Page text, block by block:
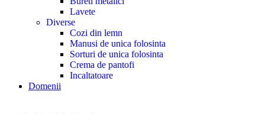
Lavete
Diverse
Cozi din lemn
Manusi de unica folosinta
Sorturi de unica folosinta
Crema de pantofi
Incaltatoare
Domenii